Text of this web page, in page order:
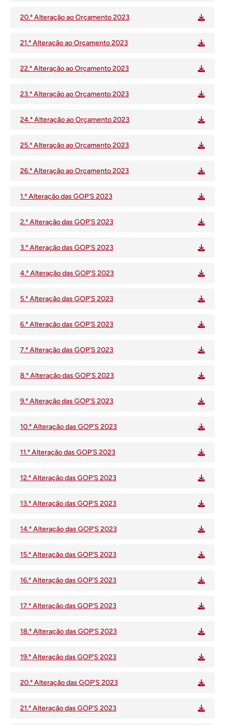
20.ª Alteração ao Orçamento 2023
21.ª Alteração ao Orçamento 2023
22.ª Alteração ao Orçamento 2023
23.ª Alteração ao Orçamento 2023
24.ª Alteração ao Orçamento 2023
25.ª Alteração ao Orçamento 2023
26.ª Alteração ao Orçamento 2023
1.ª Alteração das GOP'S 2023
2.ª Alteração das GOP'S 2023
3.ª Alteração das GOP'S 2023
4.ª Alteração das GOP'S 2023
5.ª Alteração das GOP'S 2023
6.ª Alteração das GOP'S 2023
7.ª Alteração das GOP'S 2023
8.ª Alteração das GOP'S 2023
9.ª Alteração das GOP'S 2023
10.ª Alteração das GOP'S 2023
11.ª Alteração das GOP'S 2023
12.ª Alteração das GOP'S 2023
13.ª Alteração das GOP'S 2023
14.ª Alteração das GOP'S 2023
15.ª Alteração das GOP'S 2023
16.ª Alteração das GOP'S 2023
17.ª Alteração das GOP'S 2023
18.ª Alteração das GOP'S 2023
19.ª Alteração das GOP'S 2023
20.ª Alteração das GOP'S 2023
21.ª Alteração das GOP'S 2023